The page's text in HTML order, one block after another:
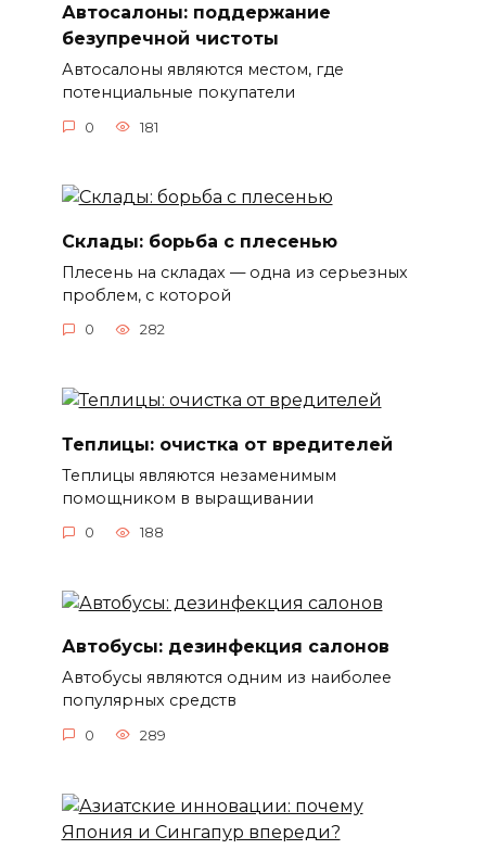
Автосалоны: поддержание
безупречной чистоты
Автосалоны являются местом, где
потенциальные покупатели
0 181
Склады: борьба с плесенью
Плесень на складах — одна из серьезных
проблем, с которой
0 282
Теплицы: очистка от вредителей
Теплицы являются незаменимым
помощником в выращивании
0 188
Автобусы: дезинфекция салонов
Автобусы являются одним из наиболее
популярных средств
0 289